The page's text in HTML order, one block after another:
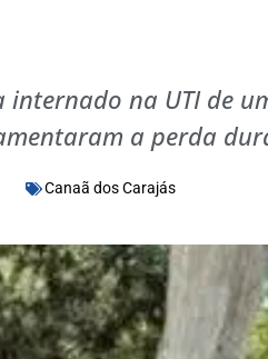
internado na UTI de
a perda
Canaã dos Carajás